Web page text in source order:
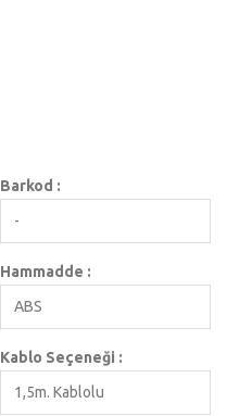
Barkod :
-
Hammadde :
ABS
Kablo Seçeneği :
1,5m. Kablolu